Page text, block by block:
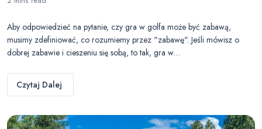
Aby odpowiedzieć na pytanie, czy gra w golfa może być zabawą,
musimy zdefiniować, co rozumiemy przez "zabawę". Jeśli mówisz o
dobrej zabawie i cieszeniu się sobą, to tak, gra w…
Czytaj Dalej